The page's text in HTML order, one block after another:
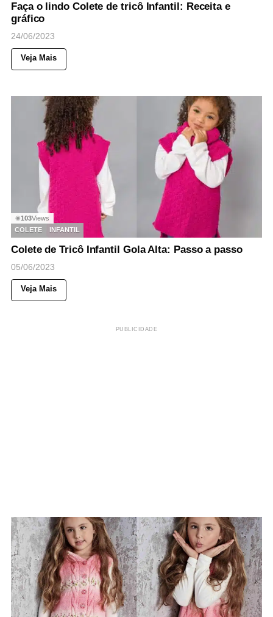
Faça o lindo Colete de tricô Infantil: Receita e
gráfico
24/06/2023
Veja Mais
◉103Views
COLETE
INFANTIL
Colete de Tricô Infantil Gola Alta: Passo a passo
05/06/2023
Veja Mais
PUBLICIDADE